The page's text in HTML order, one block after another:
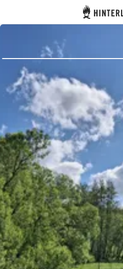
Hinterland
Se connecter
Créer un compte
Devenir hôte·sse
Emplacements
Hébergements
Routes
Demande à Howdy
Inspiration photo